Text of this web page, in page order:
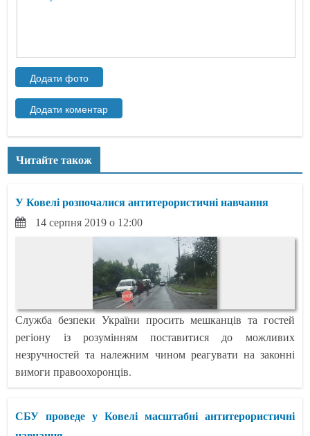
Читайте також
У Ковелі розпочалися антитерористичні навчання
14 серпня 2019 о 12:00
Служба безпеки України просить мешканців та гостей
регіону із розумінням поставитися до можливих
незручностей та належним чином реагувати на законні
вимоги правоохоронців.
СБУ проведе у Ковелі масштабні антитерористичні